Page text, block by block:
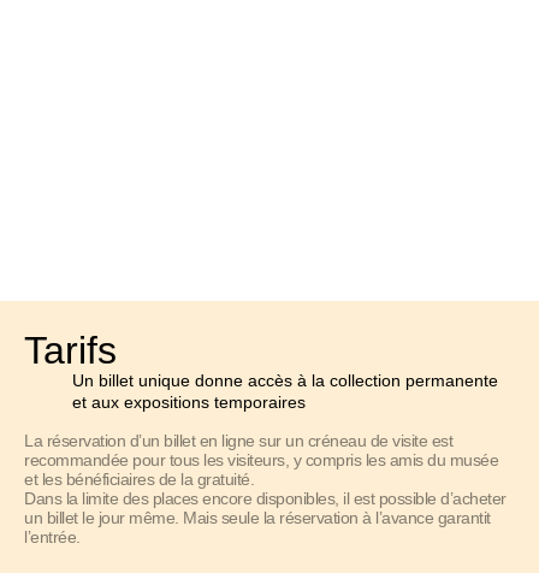
Tarifs
Un billet unique donne accès à la collection permanente
et aux expositions temporaires
La réservation d’un billet en ligne sur un créneau de visite est
recommandée pour tous les visiteurs, y compris les amis du musée
et les bénéficiaires de la gratuité.
Dans la limite des places encore disponibles, il est possible d’acheter
un billet le jour même. Mais seule la réservation à l’avance garantit
l’entrée.